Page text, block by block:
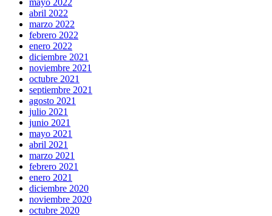
abril 2022
marzo 2022
febrero 2022
enero 2022
diciembre 2021
noviembre 2021
octubre 2021
septiembre 2021
agosto 2021
julio 2021
junio 2021
mayo 2021
abril 2021
marzo 2021
febrero 2021
enero 2021
diciembre 2020
noviembre 2020
octubre 2020